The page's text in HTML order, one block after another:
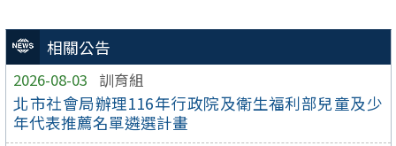
相關公告
2026-08-03 訓育組
北市社會局辦理116年行政院及衛生福利部兒童及少
年代表推薦名單遴選計畫